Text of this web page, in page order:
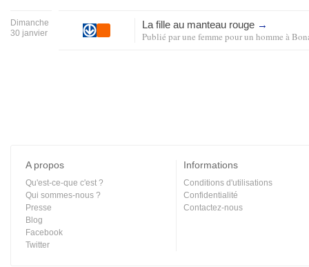
Dimanche
30 janvier
La fille au manteau rouge →
Publié parune femme pour un homme à
A propos
Qu'est-ce-que c'est ?
Qui sommes-nous ?
Presse
Blog
Facebook
Twitter
Informations
Conditions d'utilisations
Confidentialité
Contactez-nous